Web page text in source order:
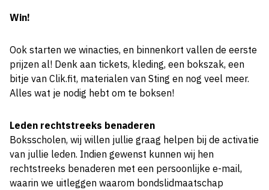
Win!
Ook starten we winacties, en binnenkort vallen de eerste
prijzen al! Denk aan tickets, kleding, een bokszak, een
bitje van Clik.fit, materialen van Sting en nog veel meer.
Alles wat je nodig hebt om te boksen!
Leden rechtstreeks benaderen
Boksscholen, wij willen jullie graag helpen bij de activatie
van jullie leden. Indien gewenst kunnen wij hen
rechtstreeks benaderen met een persoonlijke e-mail,
waarin we uitleggen waarom bondslidmaatschap